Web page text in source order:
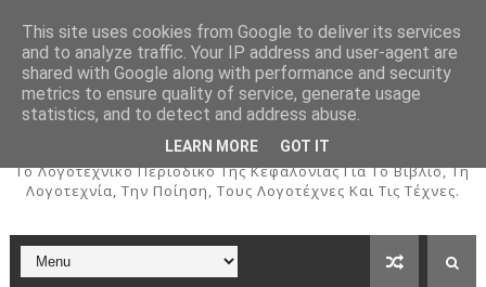
ΚΕΦΑΛΟΣ
To Λογοτεχνικό Περιοδικό Της Κεφαλονιάς Για Το Βιβλίο, Τη
Λογοτεχνία, Την Ποίηση, Τους Λογοτέχνες Και Τις Τέχνες.
This site uses cookies from Google to deliver its services
and to analyze traffic. Your IP address and user-agent are
shared with Google along with performance and security
metrics to ensure quality of service, generate usage
statistics, and to detect and address abuse.
LEARN MORE GOT IT